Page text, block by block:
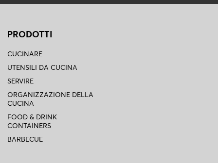
PRODOTTI
CUCINARE
UTENSILI DA CUCINA
SERVIRE
ORGANIZZAZIONE DELLA
CUCINA
FOOD & DRINK
CONTAINERS
BARBECUE